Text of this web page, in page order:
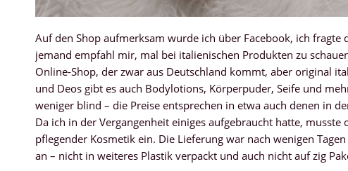
Auf den Shop aufmerksam wurde ich über Facebook, ich
jemand empfahl mir, mal bei italienischen Produkten zu
Online-Shop, der zwar aus Deutschland kommt, aber original
und Deos gibt es auch Bodylotions, Körperpuder, Seife und
weniger blind – die Preise entsprechen in etwa auch denen in
Da ich in der Vergangenheit einiges aufgebraucht hatte,
pflegender Kosmetik ein. Die Lieferung war nach wenigen
an – nicht in weiteres Plastik verpackt und auch nicht auf zig